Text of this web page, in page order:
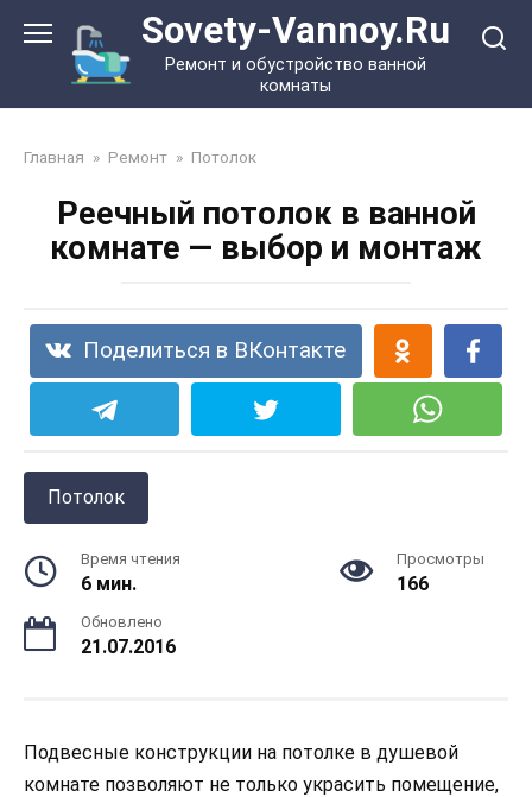
контенту
Sovety-Vannoy.Ru
Ремонт и обустройство ванной
комнаты
Главная » Ремонт » Потолок
Реечный потолок в ванной
комнате — выбор и монтаж
Поделиться в ВКонтакте
Потолок
Время чтения
6 мин.
Просмотры
166
Обновлено
21.07.2016
Подвесные конструкции на потолке в душевой
комнате позволяют не только украсить помещение,